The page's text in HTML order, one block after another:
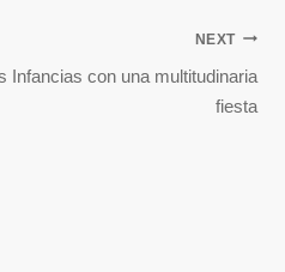
NEXT
Infancias con una multitudinaria
fiesta